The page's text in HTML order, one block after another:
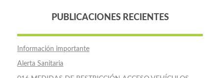
PUBLICACIONES RECIENTES
Información importante
Alerta Sanitaria